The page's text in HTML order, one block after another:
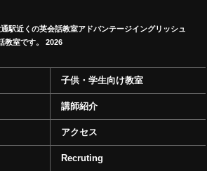
駅近くの英会話教室アドバンテージイングリッシュ
教室です。
2026
子供・学生向け教室
講師紹介
アクセス
Recruting